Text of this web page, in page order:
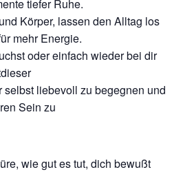
tiefer Ruhe.
Körper, lassen den Alltag los
mehr Energie.
oder einfach wieder bei dir
selbst liebevoll zu begegnen und
Sein zu
wie gut es tut, dich bewußt